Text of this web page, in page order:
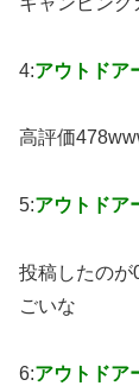
4:アウトドア
高評価
5:アウトドア
投稿したのが
ごいな
6:アウトドア